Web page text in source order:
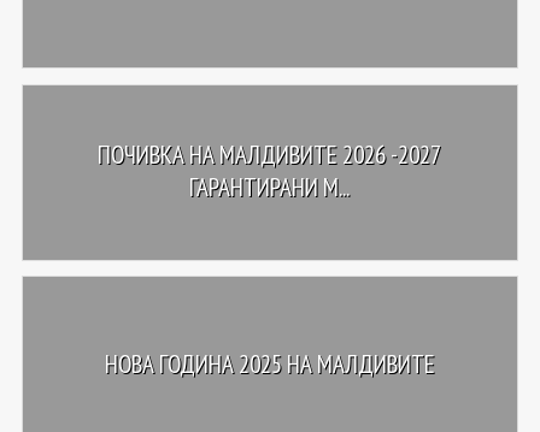
ПОЧИВКА НА МАЛДИВИТЕ 2026 -2027
ГАРАНТИРАНИ М...
НОВА ГОДИНА 2025 НА МАЛДИВИТЕ